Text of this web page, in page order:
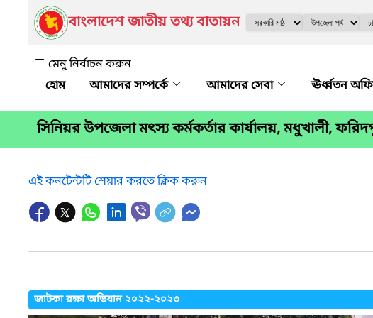
বাংলাদেশ জাতীয় তথ্য বাতায়ন
মেনু নির্বাচন করুন
আমাদের সম্পর্কে
আমাদের সেবা ঊর্ধ্বতন
সিনিয়র উপজেলা মৎস্য কর্মকর্তার কার্যালয়, মধুখালী,
এই কনটেন্টটি শেয়ার করতে ক্লিক করুন
জাটকা রক্ষা অভিযান ২০২২-২০২৩